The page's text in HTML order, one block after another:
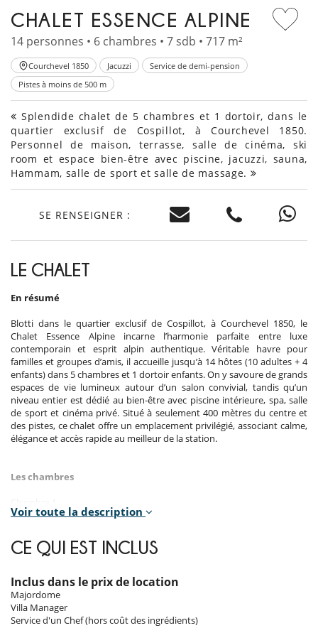
CHALET ESSENCE ALPINE
14 personnes • 6 chambres • 7 sdb • 717 m²
Courchevel 1850 Jacuzzi
Service de demi-pension
Pistes à moins de 500 m
Splendide chalet de 5 chambres et 1 dortoir, dans le
quartier exclusif de Cospillot, à Courchevel 1850.
Personnel de maison, terrasse, salle de cinéma, ski
room et espace bien-être avec piscine, jacuzzi, sauna,
Hammam, salle de sport et salle de massage.
SE RENSEIGNER :
LE CHALET
En résumé
Blotti dans le quartier exclusif de Cospillot, à Courchevel 1850, le
Chalet Essence Alpine incarne l’harmonie parfaite entre luxe
contemporain et esprit alpin authentique. Véritable havre pour
familles et groupes d’amis, il accueille jusqu’à 14 hôtes (10 adultes + 4
enfants) dans 5 chambres et 1 dortoir enfants. On y savoure de grands
espaces de vie lumineux autour d’un salon convivial, tandis qu’un
niveau entier est dédié au bien-être avec piscine intérieure, spa, salle
de sport et cinéma privé. Situé à seulement 400 mètres du centre et
des pistes, ce chalet offre un emplacement privilégié, associant calme,
élégance et accès rapide au meilleur de la station.
Les chambres
Chambre, Rez-de-chaussée. La chambre propose 1 lit double 180 cm
Chambre 2
transformable en lits twin. Salle de bain privée, avec douche.
Chambre 3
Chambre de maître, 1er étage. La chambre propose 1 lit double 180
Voir toute la description
CE QUI EST INCLUS
Inclus dans le prix de location
Majordome
Villa Manager
Service d'un Chef (hors coût des ingrédients)